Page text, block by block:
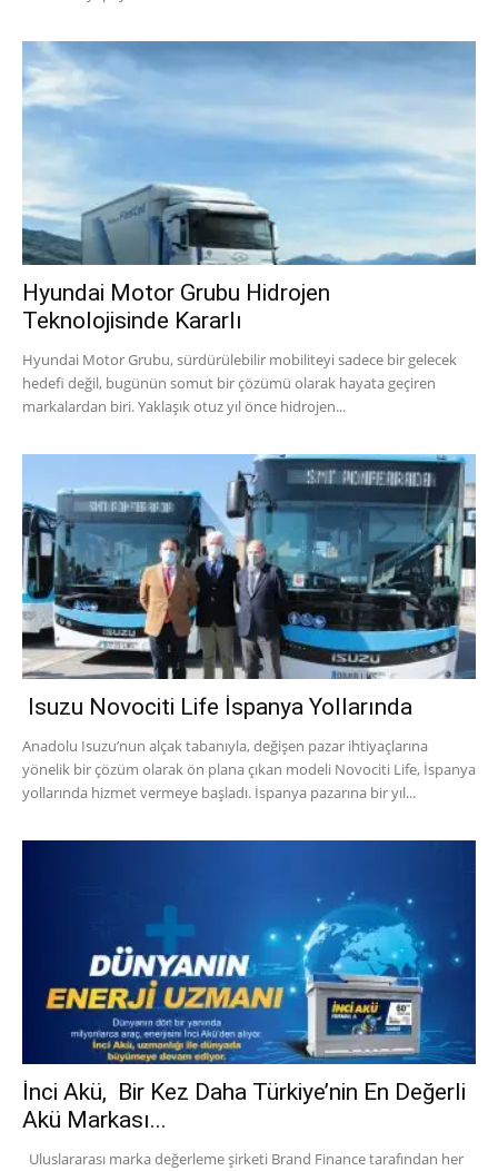
Hyundai Motor Grubu Hidrojen
Teknolojisinde Kararlı
Hyundai Motor Grubu, sürdürülebilir mobiliteyi sadece bir gelecek
hedefi değil, bugünün somut bir çözümü olarak hayata geçiren
markalardan biri. Yaklaşık otuz yıl önce hidrojen...
Isuzu Novociti Life İspanya Yollarında
Anadolu Isuzu’nun alçak tabanıyla, değişen pazar ihtiyaçlarına
yönelik bir çözüm olarak ön plana çıkan modeli Novociti Life, İspanya
yollarında hizmet vermeye başladı. İspanya pazarına bir yıl...
İnci Akü, Bir Kez Daha Türkiye’nin En Değerli
Akü Markası...
Uluslararası marka değerleme şirketi Brand Finance tarafından her